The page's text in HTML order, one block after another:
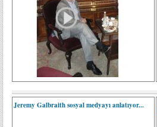
Jeremy Galbraith sosyal medyayı anlatıyor...